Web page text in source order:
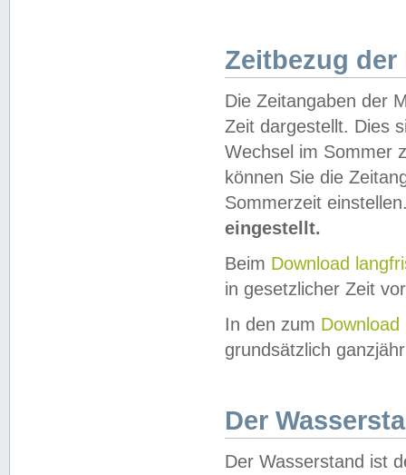
Zeitbezug der
Die Zeitangaben der
Zeit dargestellt. Dies
Wechsel im Sommer
können Sie die
Sommerzeit
eingestellt.
Beim Download
in gesetzlicher Zeit
In den zum Download
grundsätzlich
Der
Der Wasserstand ist